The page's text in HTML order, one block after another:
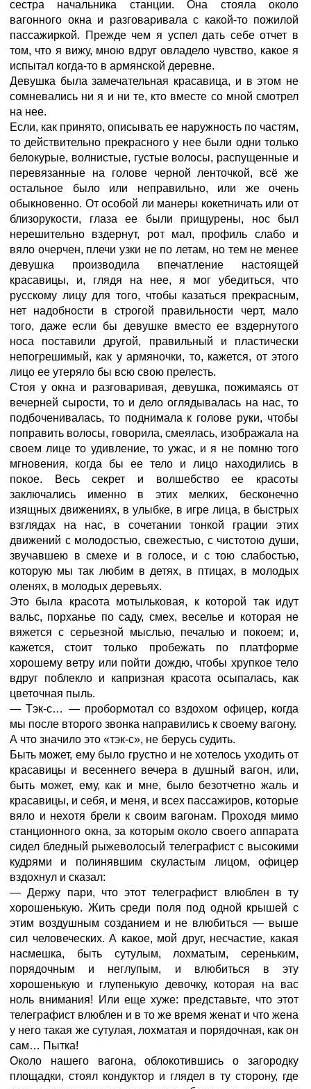
сестра начальника станции. Она стояла около
вагонного окна и разговаривала с какой-то пожилой
пассажиркой. Прежде чем я успел дать себе отчет в
том, что я вижу, мною вдруг овладело чувство, какое я
испытал когда-то в армянской деревне.
Девушка была замечательная красавица, и в этом не
сомневались ни я и ни те, кто вместе со мной смотрел
на нее.
Если, как принято, описывать ее наружность по частям,
то действительно прекрасного у нее были одни только
белокурые, волнистые, густые волосы, распущенные и
перевязанные на голове черной ленточкой, всё же
остальное было или неправильно, или же очень
обыкновенно. От особой ли манеры кокетничать или от
близорукости, глаза ее были прищурены, нос был
нерешительно вздернут, рот мал, профиль слабо и
вяло очерчен, плечи узки не по летам, но тем не менее
девушка производила впечатление настоящей
красавицы, и, глядя на нее, я мог убедиться, что
русскому лицу для того, чтобы казаться прекрасным,
нет надобности в строгой правильности черт, мало
того, даже если бы девушке вместо ее вздернутого
носа поставили другой, правильный и пластически
непогрешимый, как у армяночки, то, кажется, от этого
лицо ее утеряло бы всю свою прелесть.
Стоя у окна и разговаривая, девушка, пожимаясь от
вечерней сырости, то и дело оглядывалась на нас, то
подбоченивалась, то поднимала к голове руки, чтобы
поправить волосы, говорила, смеялась, изображала на
своем лице то удивление, то ужас, и я не помню того
мгновения, когда бы ее тело и лицо находились в
покое. Весь секрет и волшебство ее красоты
заключались именно в этих мелких, бесконечно
изящных движениях, в улыбке, в игре лица, в быстрых
взглядах на нас, в сочетании тонкой грации этих
движений с молодостью, свежестью, с чистотою души,
звучавшею в смехе и в голосе, и с тою слабостью,
которую мы так любим в детях, в птицах, в молодых
оленях, в молодых деревьях.
Это была красота мотыльковая, к которой так идут
вальс, порханье по саду, смех, веселье и которая не
вяжется с серьезной мыслью, печалью и покоем; и,
кажется, стоит только пробежать по платформе
хорошему ветру или пойти дождю, чтобы хрупкое тело
вдруг поблекло и капризная красота осыпалась, как
цветочная пыль.
— Тэк-с… — пробормотал со вздохом офицер, когда
мы после второго звонка направились к своему вагону.
А что значило это «тэк-с», не берусь судить.
Быть может, ему было грустно и не хотелось уходить от
красавицы и весеннего вечера в душный вагон, или,
быть может, ему, как и мне, было безотчетно жаль и
красавицы, и себя, и меня, и всех пассажиров, которые
вяло и нехотя брели к своим вагонам. Проходя мимо
станционного окна, за которым около своего аппарата
сидел бледный рыжеволосый телеграфист с высокими
кудрями и полинявшим скуластым лицом, офицер
вздохнул и сказал:
— Держу пари, что этот телеграфист влюблен в ту
хорошенькую. Жить среди поля под одной крышей с
этим воздушным созданием и не влюбиться — выше
сил человеческих. А какое, мой друг, несчастие, какая
насмешка, быть сутулым, лохматым, сереньким,
порядочным и неглупым, и влюбиться в эту
хорошенькую и глупенькую девочку, которая на вас
ноль внимания! Или еще хуже: представьте, что этот
телеграфист влюблен и в то же время женат и что жена
у него такая же сутулая, лохматая и порядочная, как он
сам… Пытка!
Около нашего вагона, облокотившись о загородку
площадки, стоял кондуктор и глядел в ту сторону, где